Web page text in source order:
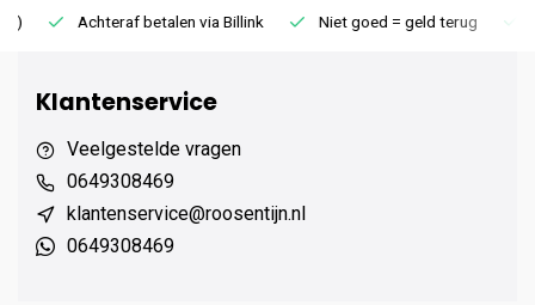
Achteraf betalen via Billink Niet goed = geld terug
Klantenservice
Veelgestelde vragen
0649308469
klantenservice@roosentijn.nl
0649308469